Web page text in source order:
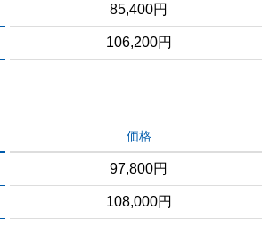
85,400円
106,200円
価格
97,800円
108,000円